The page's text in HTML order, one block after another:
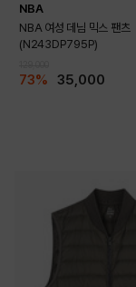
NBA
NBA 여성 데님 믹스 팬츠
(N243DP795P)
73% 35,000